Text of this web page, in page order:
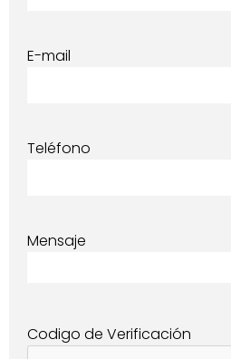
E-mail
Teléfono
Mensaje
Codigo de Verificación